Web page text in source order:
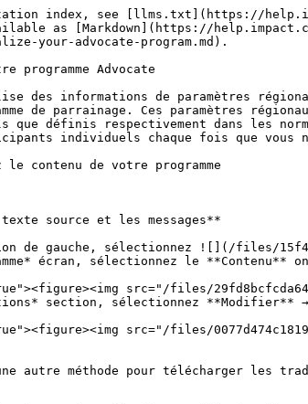
index, see [llms.txt](https://
as [Markdown](https://
your-advocate-program.md).
Advocate
des informations de paramètres
de parrainage. Ces paramètres
définis respectivement dans les
individuels chaque fois que
contenu de votre programme
source et les messages**
de gauche, sélectionnez ![](/files/
écran, sélectionnez le **Contenu**
section, sélectionnez
autre méthode pour télécharger les